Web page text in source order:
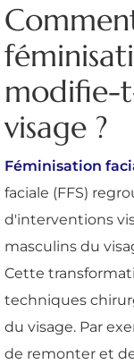
modifie-
visage ?
Féminisation
faciale (FFS)
d'interventions
masculins du
Cette
techniques
du visage. Par
de remonter et